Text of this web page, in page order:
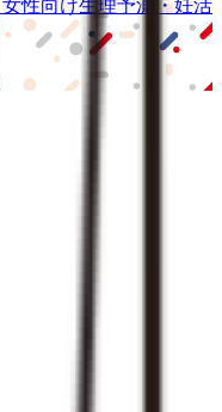
女性向け生理予測・妊活